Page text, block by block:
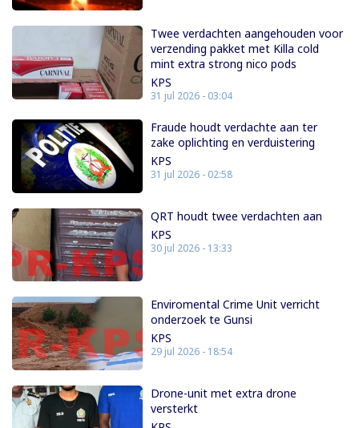
Twee verdachten aangehouden voor
verzending pakket met Killa cold
mint extra strong nico pods
KPS
31 jul 2026 - 03:04
Fraude houdt verdachte aan ter
zake oplichting en verduistering
KPS
31 jul 2026 - 02:58
QRT houdt twee verdachten aan
KPS
30 jul 2026 - 13:33
Enviromental Crime Unit verricht
onderzoek te Gunsi
KPS
29 jul 2026 - 18:54
Drone-unit met extra drone
versterkt